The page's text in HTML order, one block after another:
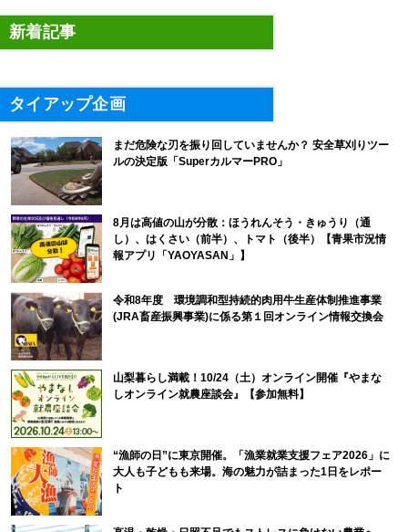
新着記事
タイアップ企画
まだ危険な刃を振り回していませんか？ 安全草刈りツー
ルの決定版「SuperカルマーPRO」
8月は高値の山が分散：ほうれんそう・きゅうり（通
し）、はくさい（前半）、トマト（後半）【青果市況情
報アプリ「YAOYASAN」】
令和8年度 環境調和型持続的肉用牛生産体制推進事業
(JRA畜産振興事業)に係る第１回オンライン情報交換会
山梨暮らし満載！10/24（土）オンライン開催『やまな
しオンライン就農座談会』【参加無料】
“漁師の日”に東京開催。「漁業就業支援フェア2026」に
大人も子どもも来場。海の魅力が詰まった1日をレポー
ト